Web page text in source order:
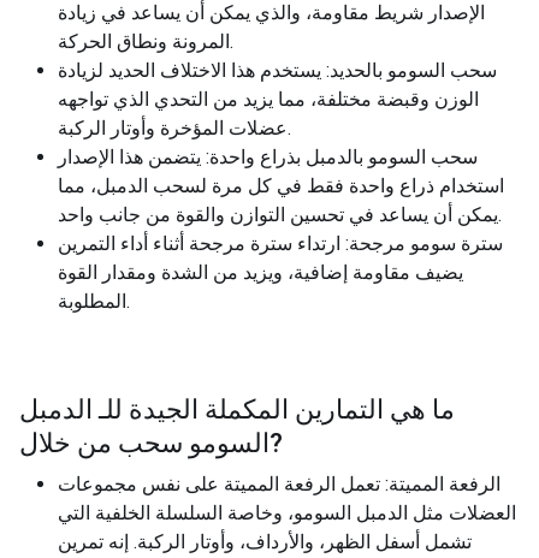
الإصدار شريط مقاومة، والذي يمكن أن يساعد في زيادة
المرونة ونطاق الحركة.
سحب السومو بالحديد: يستخدم هذا الاختلاف الحديد لزيادة
الوزن وقبضة مختلفة، مما يزيد من التحدي الذي تواجهه
عضلات المؤخرة وأوتار الركبة.
سحب السومو بالدمبل بذراع واحدة: يتضمن هذا الإصدار
استخدام ذراع واحدة فقط في كل مرة لسحب الدمبل، مما
يمكن أن يساعد في تحسين التوازن والقوة من جانب واحد.
سترة سومو مرجحة: ارتداء سترة مرجحة أثناء أداء التمرين
يضيف مقاومة إضافية، ويزيد من الشدة ومقدار القوة
المطلوبة.
ما هي التمارين المكملة الجيدة للـ الدمبل
السومو سحب من خلال?
الرفعة المميتة: تعمل الرفعة المميتة على نفس مجموعات
العضلات مثل الدمبل السومو، وخاصة السلسلة الخلفية التي
تشمل أسفل الظهر، والأرداف، وأوتار الركبة. إنه تمرين